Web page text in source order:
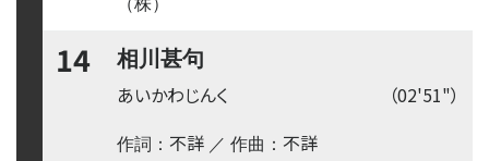
14 相川甚句
（02'51"）
あいかわじんく
作詞： 不詳 ／ 作曲： 不詳